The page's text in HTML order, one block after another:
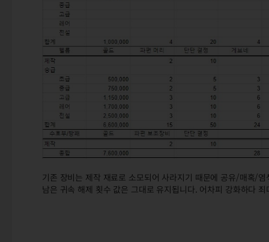
기존 장비는 제작 재료로 소모되어 사라지기 때문에 공유/매혹/염
남은 귀속 해제 횟수 값은 그대로 유지됩니다. 어차피 강화하다